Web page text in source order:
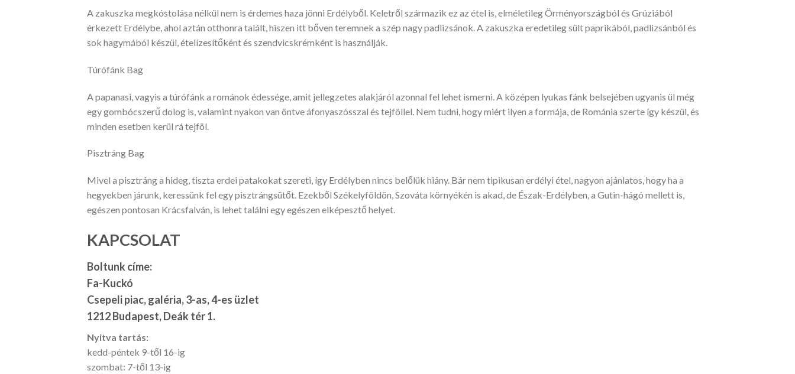
A zakuszka megkóstolása nélkül nem is érdemes haza jönni Erdélyből. Keletről származik ez az étel is, elméletileg Örményországból és Grúziából
érkezett Erdélybe, ahol aztán otthonra talált, hiszen itt bőven teremnek a szép nagy padlizsánok. A zakuszka eredetileg sült paprikából, padlizsánból és
sok hagymából készül, ételízesítőként és szendvicskrémként is használják.
Túrófánk Bag
A papanasi, vagyis a túrófánk a románok édessége, amit jellegzetes alakjáról azonnal fel lehet ismerni. A középen lyukas fánk belsejében ugyanis ül még
egy gombócszerű dolog is, valamint nyakon van öntve áfonyaszósszal és tejföllel. Nem tudni, hogy miért ilyen a formája, de Románia szerte így készül, és
minden esetben kerül rá tejföl.
Pisztráng Bag
Mivel a pisztráng a hideg, tiszta erdei patakokat szereti, így Erdélyben nincs belőlük hiány. Bár nem tipikusan erdélyi étel, nagyon ajánlatos, hogy ha a
hegyekben járunk, keressünk fel egy pisztrángsütőt. Ezekből Székelyföldön, Szováta környékén is akad, de Észak-Erdélyben, a Gutin-hágó mellett is,
egészen pontosan Krácsfalván, is lehet találni egy egészen elképesztő helyet.
KAPCSOLAT
Boltunk címe:
Fa-Kuckó
Csepeli piac, galéria, 3-as, 4-es üzlet
1212 Budapest, Deák tér 1.
Nyitva tartás:
kedd-péntek 9-től 16-ig
szombat: 7-től 13-ig